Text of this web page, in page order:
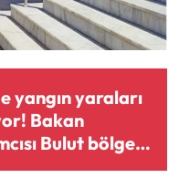
yangın yaraları
Bakan
Bulut bölgeye